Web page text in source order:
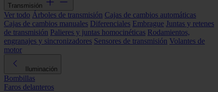
Transmisión
Ver todo Árboles de transmisión Cajas de cambios automáticas
Cajas de cambios manuales Diferenciales Embrague Juntas y retenes
de transmisión Palieres y juntas homocinéticas Rodamientos,
engranajes y sincronizadores Sensores de transmisión Volantes de
motor
Iluminación
Bombillas
Faros delanteros